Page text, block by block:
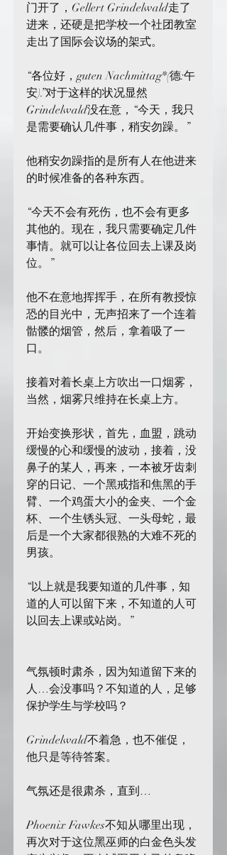
门开了，Gellert Grindelwald走了
进来，还硬是把学校一个社团教室
走出了国际会议场的架式。
“各位好，guten Nachmittag*(德:午
安).”对于这样的状况显然
Grindelwald没在意，“今天，我只
是需要确认几件事，稍安勿躁。”
他稍安勿躁指的是所有人在他进来
的时候准备的各种东西。
“今天不会有死伤，也不会有更多
其他的。现在，我只需要确定几件
事情。就可以让各位回去上课及岗
位。”
他不在意地挥挥手，在所有教授惊
恐的目光中，无声招来了一个连着
骷髅的烟管，然后，拿着吸了一
口。
接着对着长桌上方吹出一口烟雾，
当然，烟雾只维持在长桌上方。
开始变换形状，首先，血盟，跳动
缓慢的心和缓慢的波动，接着，没
鼻子的某人，再来，一本被牙齿刺
穿的日记、一个黑戒指和焦黑的手
臂、一个鸡蛋大小的金夹、一个金
杯、一个生锈头冠、一头母蛇，最
后是一个大家都很熟的大难不死的
男孩。
“以上就是我要知道的几件事，知
道的人可以留下来，不知道的人可
以回去上课或站岗。”
气氛顿时肃杀，因为知道留下来的
人…会没事吗？不知道的人，足够
保护学生与学校吗？
Grindelwald不着急，也不催促，
他只是等待答案。
气氛还是很肃杀，直到…
Phoenix Fawkes不知从哪里出现，
再次对于这位黑巫师的白金色头发